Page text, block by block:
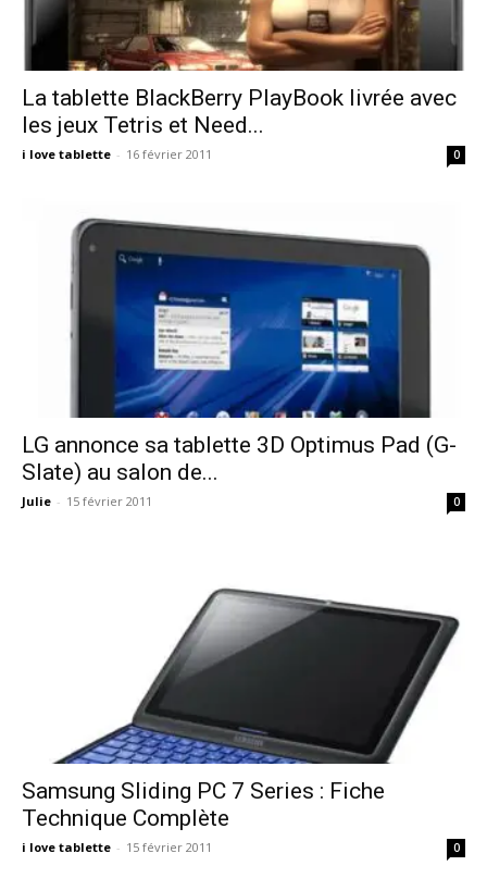
La tablette BlackBerry PlayBook livrée avec
les jeux Tetris et Need...
i love tablette - 16 février 2011 0
LG annonce sa tablette 3D Optimus Pad (G-
Slate) au salon de...
Julie - 15 février 2011 0
Samsung Sliding PC 7 Series : Fiche
Technique Complète
i love tablette - 15 février 2011 0